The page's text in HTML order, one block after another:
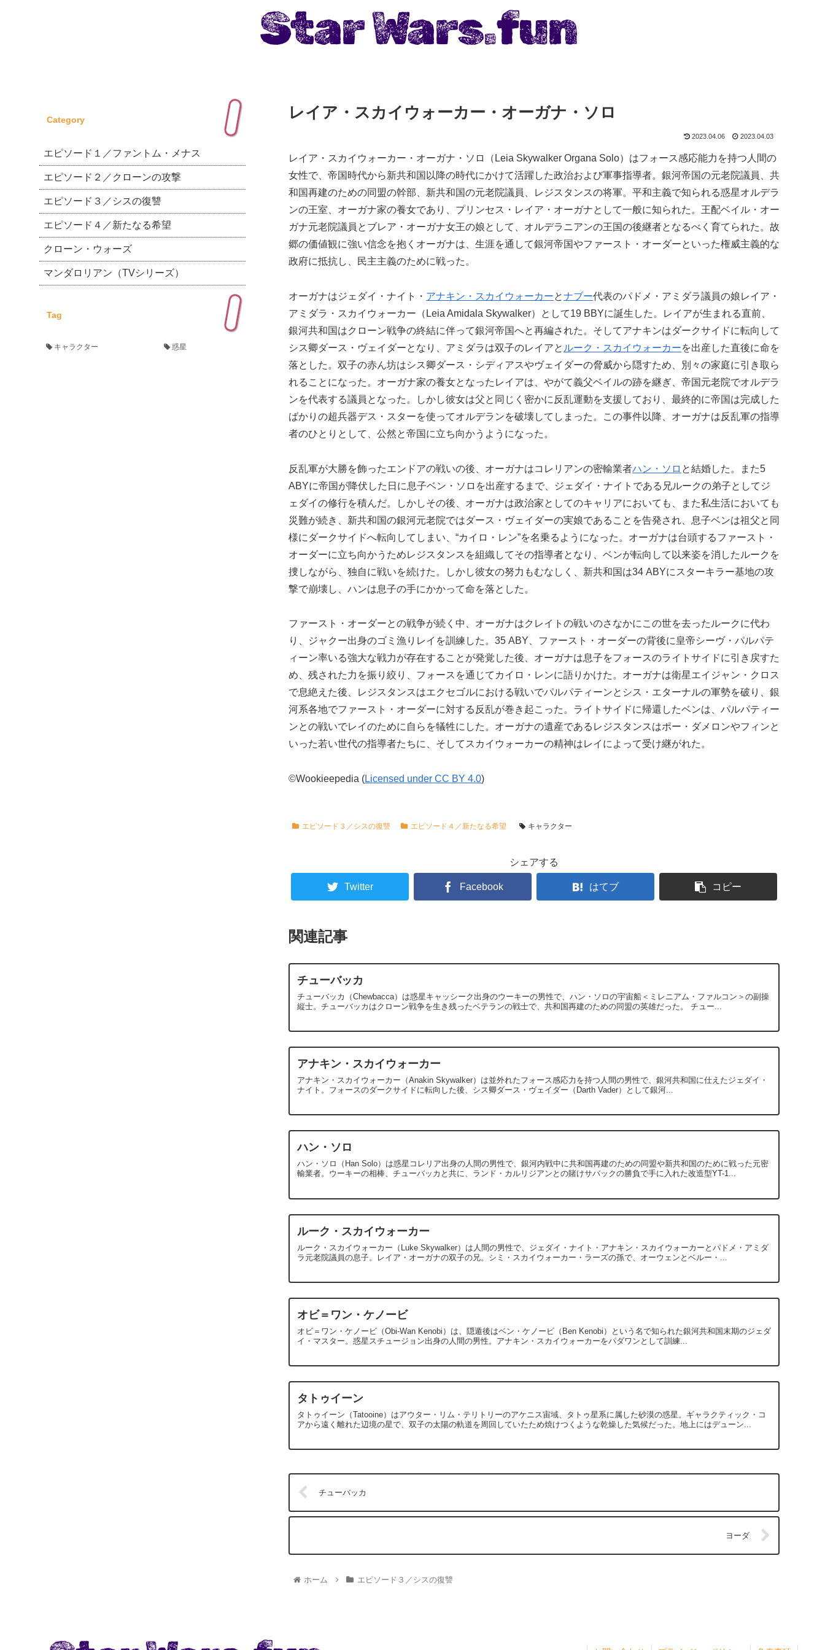
レイア・スカイウォーカー・オーガナ・ソロ
2023.04.06 2023.04.03
レイア・スカイウォーカー・オーガナ・ソロ（Leia Skywalker Organa Solo）はフォース感応能力を持つ人間の
女性で、帝国時代から新共和国以降の時代にかけて活躍した政治および軍事指導者。銀河帝国の元老院議員、共
和国再建のための同盟の幹部、新共和国の元老院議員、レジスタンスの将軍。平和主義で知られる惑星オルデラ
ンの王室、オーガナ家の養女であり、プリンセス・レイア・オーガナとして一般に知られた。王配ベイル・オー
ガナ元老院議員とブレア・オーガナ女王の娘として、オルデラニアンの王国の後継者となるべく育てられた。故
郷の価値観に強い信念を抱くオーガナは、生涯を通して銀河帝国やファースト・オーダーといった権威主義的な
政府に抵抗し、民主主義のために戦った。
オーガナはジェダイ・ナイト・ アナキン・スカイウォーカーとナブー代表のパドメ・アミダラ議員の娘レイア・
アミダラ・スカイウォーカー（Leia Amidala Skywalker）として19 BBYに誕生した。レイアが生まれる直前、
銀河共和国はクローン戦争の終結に伴って銀河帝国へと再編された。そしてアナキンはダークサイドに転向して
シス卿ダース・ヴェイダーとなり、アミダラは双子のレイアと ルーク・スカイウォーカーを出産した直後に命を
落とした。双子の赤ん坊はシス卿ダース・シディアスやヴェイダーの脅威から隠すため、別々の家庭に引き取ら
れることになった。オーガナ家の養女となったレイアは、やがて義父ベイルの跡を継ぎ、帝国元老院でオルデラ
ンを代表する議員となった。しかし彼女は父と同じく密かに反乱運動を支援しており、最終的に帝国は完成した
ばかりの超兵器デス・スターを使ってオルデランを破壊してしまった。この事件以降、オーガナは反乱軍の指導
者のひとりとして、公然と帝国に立ち向かうようになった。
反乱軍が大勝を飾ったエンドアの戦いの後、オーガナはコレリアンの密輸業者ハン・ソロ と結婚した。また5
ABYに帝国が降伏した日に息子ベン・ソロを出産するまで、ジェダイ・ナイトである兄ルークの弟子としてジ
ェダイの修行を積んだ。しかしその後、オーガナは政治家としてのキャリアにおいても、また私生活においても
災難が続き、新共和国の銀河元老院ではダース・ヴェイダーの実娘であることを告発され、息子ベンは祖父と同
様にダークサイドへ転向してしまい、“カイロ・レン”を名乗るようになった。オーガナは台頭するファースト・
オーダーに立ち向かうためレジスタンスを組織してその指導者となり、ベンが転向して以来姿を消したルークを
捜しながら、独自に戦いを続けた。しかし彼女の努力もむなしく、新共和国は34 ABYにスターキラー基地の攻
撃で崩壊し、ハンは息子の手にかかって命を落とした。
ファースト・オーダーとの戦争が続く中、オーガナはクレイトの戦いのさなかにこの世を去ったルークに代わ
り、ジャクー出身のゴミ漁りレイを訓練した。35 ABY、ファースト・オーダーの背後に皇帝シーヴ・パルパテ
ィーン率いる強大な戦力が存在することが発覚した後、オーガナは息子をフォースのライトサイドに引き戻すた
め、残された力を振り絞り、フォースを通じてカイロ・レンに語りかけた。オーガナは衛星エイジャン・クロス
で息絶えた後、レジスタンスはエクセゴルにおける戦いでパルパティーンとシス・エターナルの軍勢を破り、銀
河系各地でファースト・オーダーに対する反乱が巻き起こった。ライトサイドに帰還したベンは、パルパティー
ンとの戦いでレイのために自らを犠牲にした。オーガナの遺産であるレジスタンスはポー・ダメロンやフィンと
いった若い世代の指導者たちに、そしてスカイウォーカーの精神はレイによって受け継がれた。
©Wookieepedia (Licensed under CC BY 4.0)
エピソード３／シスの復讐 エピソード４／新たなる希望 キャラクター
シェアする
Twitter Facebook はてブ コピー
関連記事
チューバッカ
チューバッカ（Chewbacca）は惑星キャッシーク出身のウーキーの男性で、ハン・ソロの宇宙船＜ミレニアム・ファルコン＞の副操
縦士。チューバッカはクローン戦争を生き残ったベテランの戦士で、共和国再建のための同盟の英雄だった。 チュー...
アナキン・スカイウォーカー
アナキン・スカイウォーカー（Anakin Skywalker）は並外れたフォース感応力を持つ人間の男性で、銀河共和国に仕えたジェダイ・
ナイト。フォースのダークサイドに転向した後、シス卿ダース・ヴェイダー（Darth Vader）として銀河...
ハン・ソロ
ハン・ソロ（Han Solo）は惑星コレリア出身の人間の男性で、銀河内戦中に共和国再建のための同盟や新共和国のために戦った元密
輸業者。ウーキーの相棒、チューバッカと共に、ランド・カルリジアンとの賭けサバックの勝負で手に入れた改造型YT-1...
ルーク・スカイウォーカー
ルーク・スカイウォーカー（Luke Skywalker）は人間の男性で、ジェダイ・ナイト・アナキン・スカイウォーカーとパドメ・アミダ
ラ元老院議員の息子。レイア・オーガナの双子の兄。シミ・スカイウォーカー・ラーズの孫で、オーウェンとベルー・...
オビ＝ワン・ケノービ
オビ＝ワン・ケノービ（Obi-Wan Kenobi）は、隠遁後はベン・ケノービ（Ben Kenobi）という名で知られた銀河共和国末期のジェダ
イ・マスター。惑星スチュージョン出身の人間の男性。アナキン・スカイウォーカーをパダワンとして訓練...
タトゥイーン
タトゥイーン（Tatooine）はアウター・リム・テリトリーのアケニス宙域、タトゥ星系に属した砂漠の惑星。ギャラクティック・コ
アから遠く離れた辺境の星で、双子の太陽の軌道を周回していたため焼けつくような乾燥した気候だった。地上にはデューン...
チューバッカ
ヨーダ
ホーム エピソード３／シスの復讐
Category
エピソード１／ファントム・メナス
エピソード２／クローンの攻撃
エピソード３／シスの復讐
エピソード４／新たなる希望
クローン・ウォーズ
マンダロリアン（TVシリーズ）
Tag
キャラクター 惑星